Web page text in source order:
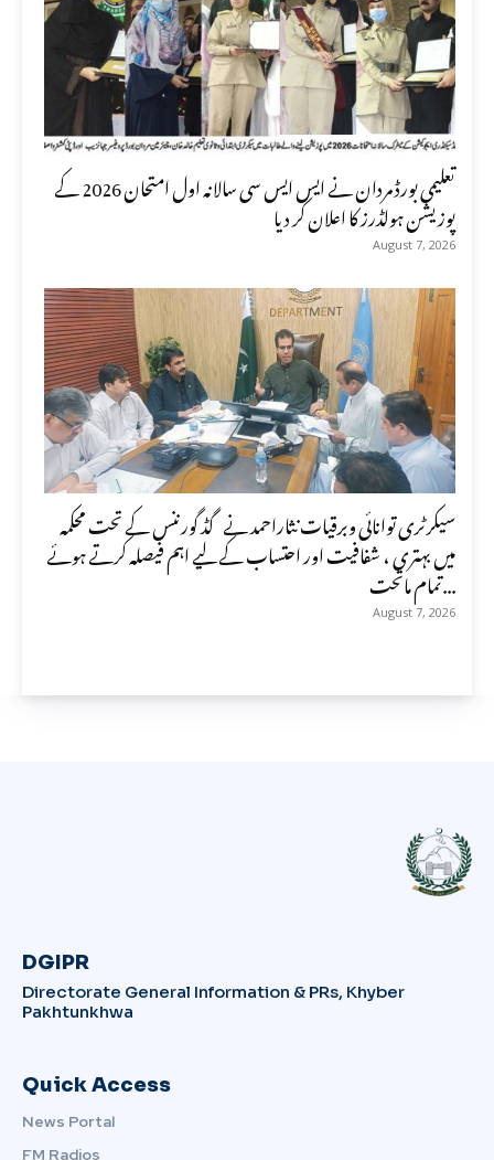
تعلیمی بورڈ مردان نے ایس ایس سی سالانہ اول امتحان 2026 کے
پوزیشن ہولڈرز کا اعلان کر دیا
August 7, 2026
سیکرٹری توانائی وبرقیات نثاراحمد نے گڈ گورننس کے تحت محکمہ
میں بہتری ، شفافیت اور احتساب کے لیے اہم فیصلہ کرتے ہوئے
تمام ماتحت...
August 7, 2026
DGIPR
Directorate General Information & PRs, Khyber
Pakhtunkhwa
Quick Access
News Portal
FM Radios